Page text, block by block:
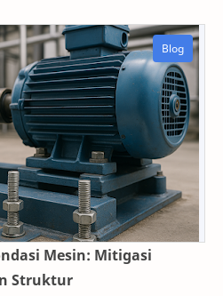
News & Info
Contact
Mesin: Mitigasi
Struktur